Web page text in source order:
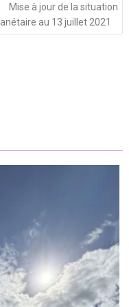
Mise à jour de la situation
au 13 juillet 2021